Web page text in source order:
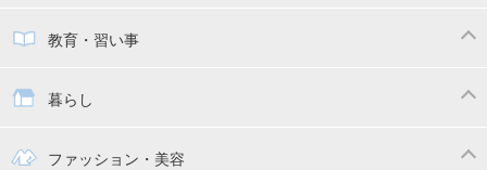
子供とおでかけ
抱っこ紐
教育・習い事
教育・習い事
幼稚園
暮らし
ママの日常ファッション・美容